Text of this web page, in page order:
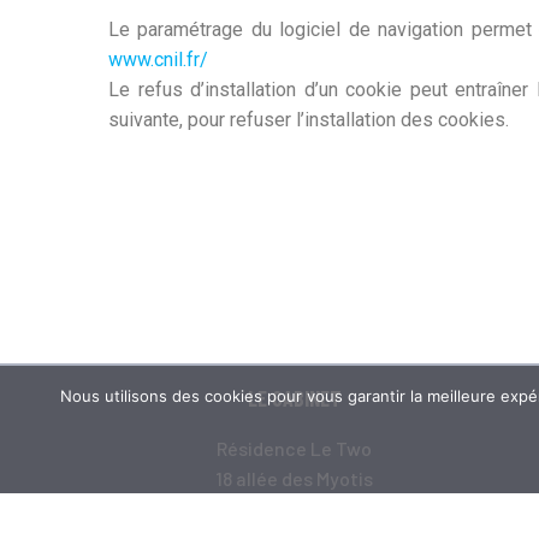
Le paramétrage du logiciel de navigation
www.cnil.fr/
Le refus d’installation d’un cookie peut
suivante, pour refuser l’installation des cookies.
LE CABINET
Résidence Le Two
18 allée des Myotis
Nous utilisons des cookies pour vous garantir la meilleure